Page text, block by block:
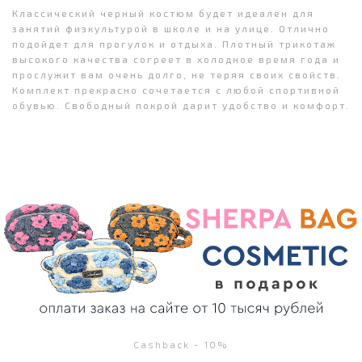
Классический черный костюм будет идеален для
занятий физкультурой в школе и на улице. Отлично
подойдет для прогулок и отдыха. Плотный трикотаж
высокого качества согреет в холодное время года и
прослужит вам очень долго, не теряя своих свойств.
Комплект прекрасно сочетается с любой спортивной
обувью. Свободный покрой дарит удобство и комфорт.
Cashback - 10%